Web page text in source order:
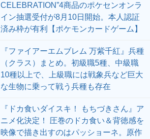
CELEBRATION”4商品のポケセンオンラ
イン抽選受付が8月10日開始。本人認証
済み枠が有利【ポケモンカードゲーム】
『ファイアーエムブレム 万紫千紅』兵種
（クラス）まとめ。初級職5種、中級職
10種以上で、上級職には戦象兵など巨大
な生物に乗って戦う兵種も存在
『ドカ食いダイスキ！ もちづきさん』ア
ニメ化決定！ 圧巻のドカ食い＆背徳感を
映像で描き出すのはパッショーネ。原作